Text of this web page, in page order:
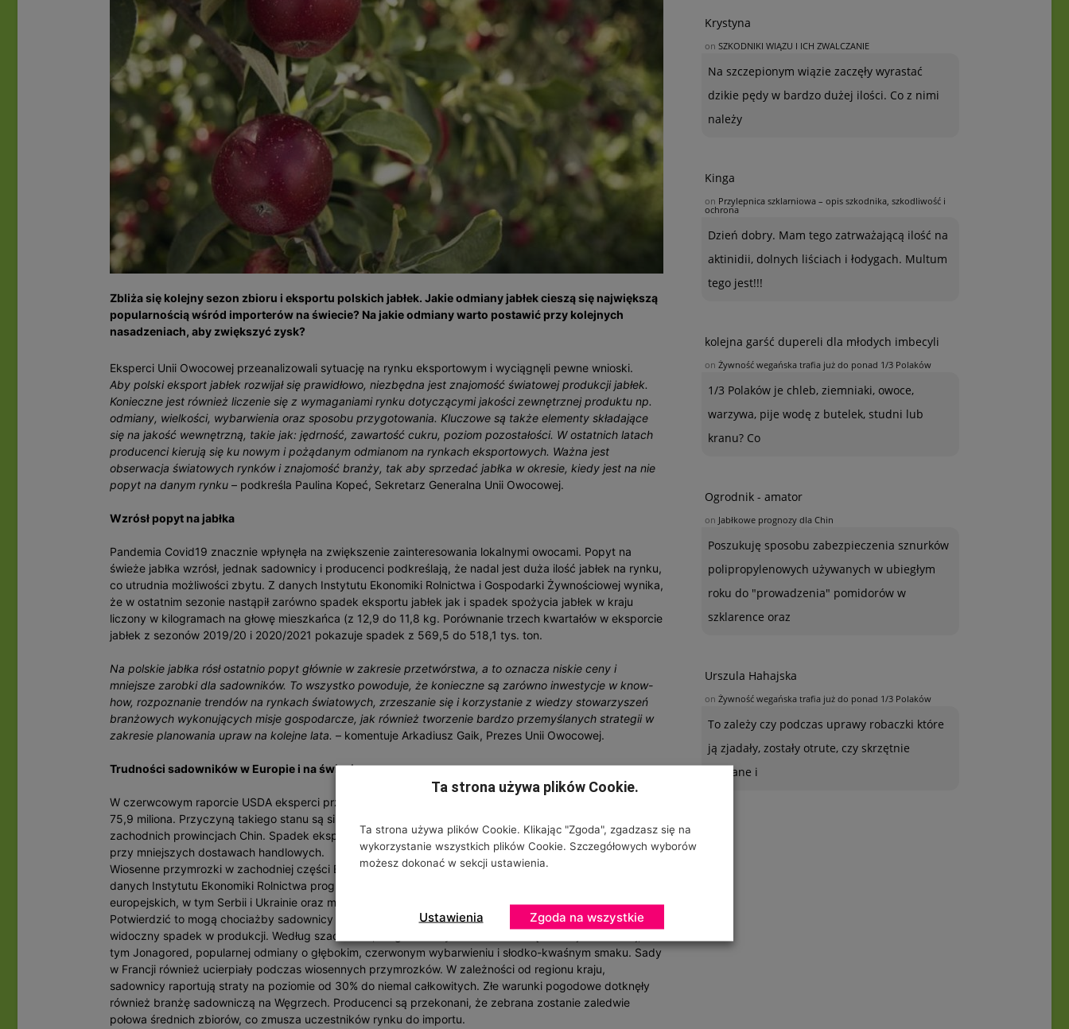
Zbliża się kolejny sezon zbioru i eksportu polskich jabłek. Jakie odmiany jabłek cieszą się największą
popularnością wśród importerów na świecie? Na jakie odmiany warto postawić przy kolejnych
nasadzeniach, aby zwiększyć zysk?
Eksperci Unii Owocowej przeanalizowali sytuację na rynku eksportowym i wyciągnęli pewne wnioski.
Aby polski eksport jabłek rozwijał się prawidłowo, niezbędna jest znajomość światowej produkcji jabłek.
Konieczne jest również liczenie się z wymaganiami rynku dotyczącymi jakości zewnętrznej produktu np.
odmiany, wielkości, wybarwienia oraz sposobu przygotowania. Kluczowe są także elementy składające
się na jakość wewnętrzną, takie jak: jędrność, zawartość cukru, poziom pozostałości. W ostatnich latach
producenci kierują się ku nowym i pożądanym odmianom na rynkach eksportowych. Ważna jest
obserwacja światowych rynków i znajomość branży, tak aby sprzedać jabłka w okresie, kiedy jest na nie
popyt na danym rynku – podkreśla Paulina Kopeć, Sekretarz Generalna Unii Owocowej.
Wzrósł popyt na jabłka
Pandemia Covid19 znacznie wpłynęła na zwiększenie zainteresowania lokalnymi owocami. Popyt na
świeże jabłka wzrósł, jednak sadownicy i producenci podkreślają, że nadal jest duża ilość jabłek na rynku,
co utrudnia możliwości zbytu. Z danych Instytutu Ekonomiki Rolnictwa i Gospodarki Żywnościowej wynika,
że w ostatnim sezonie nastąpił zarówno spadek eksportu jabłek jak i spadek spożycia jabłek w kraju
liczony w kilogramach na głowę mieszkańca (z 12,9 do 11,8 kg. Porównanie trzech kwartałów w eksporcie
jabłek z sezonów 2019/20 i 2020/2021 pokazuje spadek z 569,5 do 518,1 tys. ton.
Na polskie jabłka rósł ostatnio popyt głównie w zakresie przetwórstwa, a to oznacza niskie ceny i
mniejsze zarobki dla sadowników. To wszystko powoduje, że konieczne są zarówno inwestycje w know-
how, rozpoznanie trendów na rynkach światowych, zrzeszanie się i korzystanie z wiedzy stowarzyszeń
branżowych wykonujących misje gospodarcze, jak również tworzenie bardzo przemyślanych strategii w
zakresie planowania upraw na kolejne lata. – komentuje Arkadiusz Gaik, Prezes Unii Owocowej.
Trudności sadowników w Europie i na świecie
W czerwcowym raporcie USDA eksperci przewidują, że światowa produkcja na rok 2020/2021 spadnie do
75,9 miliona. Przyczyną takiego stanu są silne wiosenne przymrozki, które dotknęły sady w północno-
zachodnich prowincjach Chin. Spadek eksportu przewiduje się także w Unii Europejskiej o 135 000 ton
przy mniejszych dostawach handlowych.
Wiosenne przymrozki w zachodniej części Europy znaczne odbiły się na rynku sadownictwa. Według
danych Instytutu Ekonomiki Rolnictwa prognozowane jest opóźnienie okresu wegetacji w wielu krajach
europejskich, w tym Serbii i Ukrainie oraz mniejsze zbiory wielu gatunków owoców w Europie Zachodniej.
Potwierdzić to mogą chociażby sadownicy z krajów Beneluksu czy Francji, którzy już mogą zauważyć
widoczny spadek w produkcji. Według szacunków, Belgowie w tym sezonie zbiorą o 31% jabłek mniej, w
tym Jonagored, popularnej odmiany o głębokim, czerwonym wybarwieniu i słodko-kwaśnym smaku. Sady
w Francji również ucierpiały podczas wiosennych przymrozków. W zależności od regionu kraju,
sadownicy raportują straty na poziomie od 30% do niemal całkowitych. Złe warunki pogodowe dotknęły
również branżę sadowniczą na Węgrzech. Producenci są przekonani, że zebrana zostanie zaledwie
połowa średnich zbiorów, co zmusza uczestników rynku do importu.
Krystyna
on SZKODNIKI WIĄZU I ICH ZWALCZANIE
Na szczepionym wiązie zaczęły wyrastać
dzikie pędy w bardzo dużej ilości. Co z nimi
należy
Kinga
on Przylepnica szklarniowa – opis szkodnika, szkodliwość i
ochrona
Dzień dobry. Mam tego zatrważającą ilość na
aktinidii, dolnych liściach i łodygach. Multum
tego jest!!!
kolejna garść dupereli dla młodych imbecyli
on Żywność wegańska trafia już do ponad 1/3 Polaków
1/3 Polaków je chleb, ziemniaki, owoce,
warzywa, pije wodę z butelek, studni lub
kranu? Co
Ogrodnik - amator
on Jabłkowe prognozy dla Chin
Poszukuję sposobu zabezpieczenia sznurków
polipropylenowych używanych w ubiegłym
roku do "prowadzenia" pomidorów w
szklarence oraz
Urszula Hahajska
on Żywność wegańska trafia już do ponad 1/3 Polaków
To zależy czy podczas uprawy robaczki które
ją zjadały, zostały otrute, czy skrzętnie
zebrane i
Ta strona używa plików Cookie.
Ta strona używa plików Cookie. Klikając "Zgoda", zgadzasz się na
wykorzystanie wszystkich plików Cookie. Szczegółowych wyborów
możesz dokonać w sekcji ustawienia.
Ustawienia Zgoda na wszystkie